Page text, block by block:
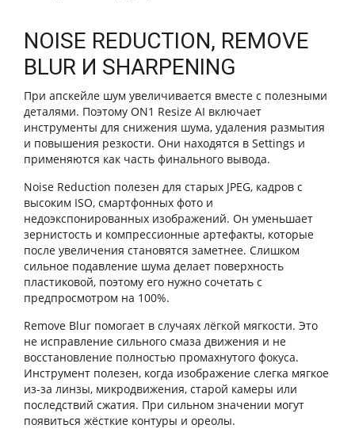
NOISE REDUCTION, REMOVE
BLUR И SHARPENING
При апскейле шум увеличивается вместе с полезными
деталями. Поэтому ON1 Resize AI включает
инструменты для снижения шума, удаления размытия
и повышения резкости. Они находятся в Settings и
применяются как часть финального вывода.
Noise Reduction полезен для старых JPEG, кадров с
высоким ISO, смартфонных фото и
недоэкспонированных изображений. Он уменьшает
зернистость и компрессионные артефакты, которые
после увеличения становятся заметнее. Слишком
сильное подавление шума делает поверхность
пластиковой, поэтому его нужно сочетать с
предпросмотром на 100%.
Remove Blur помогает в случаях лёгкой мягкости. Это
не исправление сильного смаза движения и не
восстановление полностью промахнутого фокуса.
Инструмент полезен, когда изображение слегка мягкое
из-за линзы, микродвижения, старой камеры или
последствий сжатия. При сильном значении могут
появиться жёсткие контуры и ореолы.